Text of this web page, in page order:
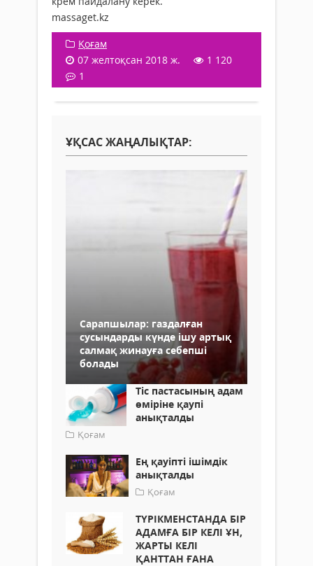
massaget.kz
Қоғам
07 желтоқсан 2018 ж.
1 120
1
ҰҚСАС ЖАҢАЛЫҚТАР:
Сарапшылар: газдалған
сусындарды күнде ішу артық
салмақ жинауға себепші
болады
Тіс пастасының адам
өміріне қаупі
анықталды
Қоғам
Ең қауіпті ішімдік
анықталды
Қоғам
ТҮРІКМЕНСТАНДА БІР
АДАМҒА БІР КЕЛІ ҰН,
ЖАРТЫ КЕЛІ
ҚАНТТАН ҒАНА